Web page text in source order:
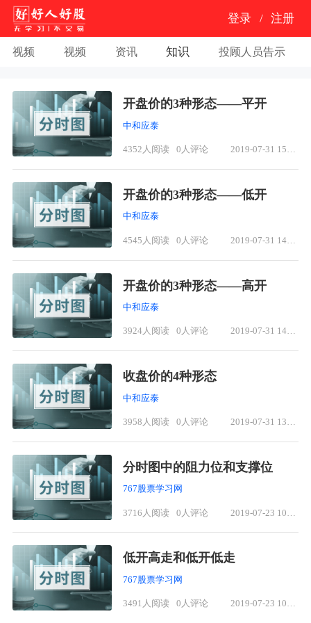
登录 / 注册
视频 视频 资讯 知识 投顾人员告示
开盘价的3种形态——平开
中和应泰
4352人阅读 0人评论 2019-07-31 15:40
开盘价的3种形态——低开
中和应泰
4545人阅读 0人评论
开盘价的3种形态——高开
中和应泰
3924人阅读 0人评论 2019-07-31 14:18
收盘价的4种形态
中和应泰
3958人阅读 0人评论 2019-07-31 13:48
分时图中的阻力位和支撑位
767股票学习网
3716人阅读 0人评论
低开高走和低开低走
767股票学习网
3491人阅读 0人评论 2019-07-23 10:01